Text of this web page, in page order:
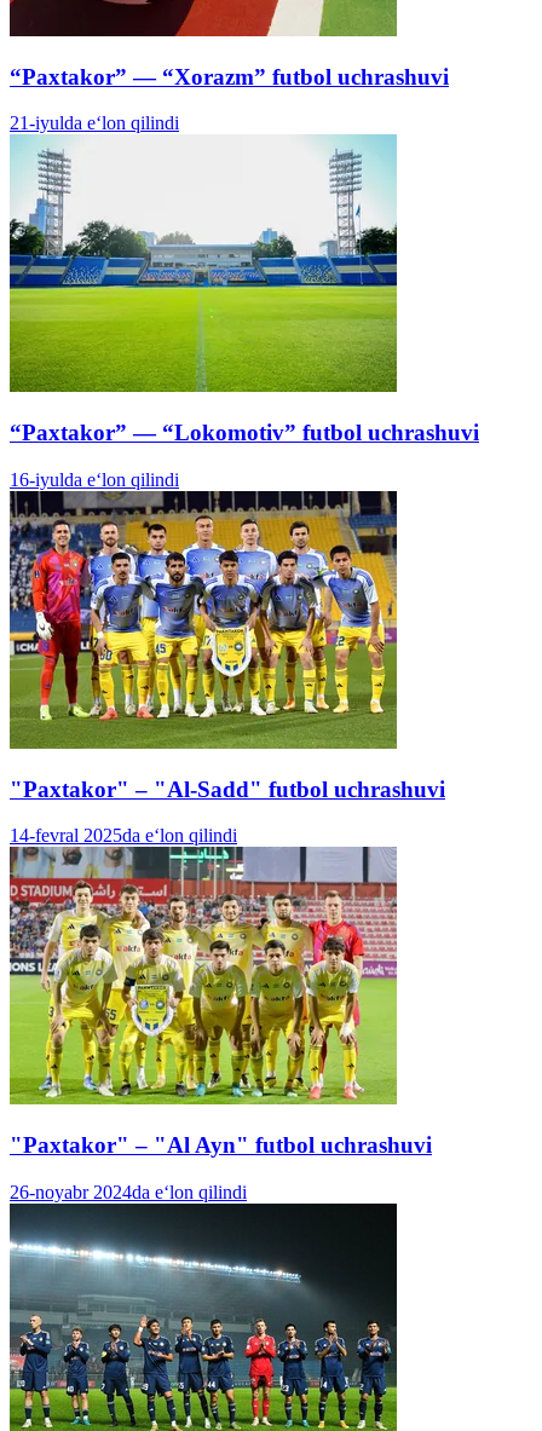
“Paxtakor” — “Xorazm” futbol uchrashuvi
21-iyulda e‘lon qilindi
“Paxtakor” — “Lokomotiv” futbol uchrashuvi
16-iyulda e‘lon qilindi
"Paxtakor" – "Al-Sadd" futbol uchrashuvi
14-fevral 2025da e‘lon qilindi
"Paxtakor" – "Al Ayn" futbol uchrashuvi
26-noyabr 2024da e‘lon qilindi